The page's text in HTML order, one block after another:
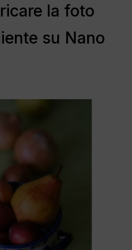
la foto
su Nano